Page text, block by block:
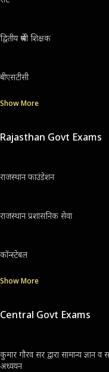
द्वितीय श्रेणी शिक्षक
बीएसटीसी
Show More
Rajasthan Govt Exams
राजस्थान फाउंडेशन
राजस्थान प्रशासनिक सेवा
कॉन्स्टेबल
Show More
Central Govt Exams
कुमार गौरव सर द्वारा सामान्य ज्ञान व
अध्ययन